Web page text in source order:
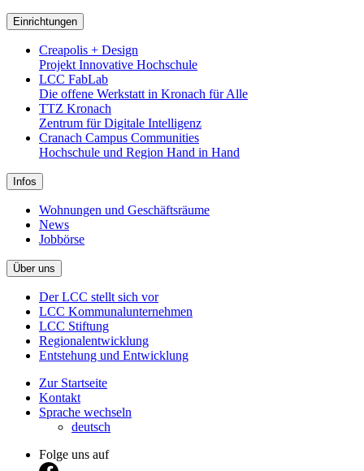
Einrichtungen
Creapolis + Design
Projekt Innovative Hochschule
LCC FabLab
Die offene Werkstatt in Kronach für Alle
TTZ Kronach
Zentrum für Digitale Intelligenz
Cranach Campus Communities
Hochschule und Region Hand in Hand
Infos
Wohnungen und Geschäftsräume
News
Jobbörse
Über uns
Der LCC stellt sich vor
LCC Kommunalunternehmen
LCC Stiftung
Regionalentwicklung
Entstehung und Entwicklung
Zur Startseite
Kontakt
Sprache wechseln
deutsch
Folge uns auf